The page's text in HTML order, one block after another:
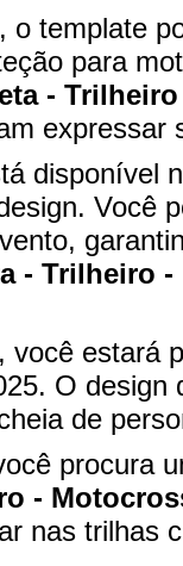
o template
para
-
expressar
disponível
Você
- Trilheiro
você estará
O design
de
procura
-
nas trilhas